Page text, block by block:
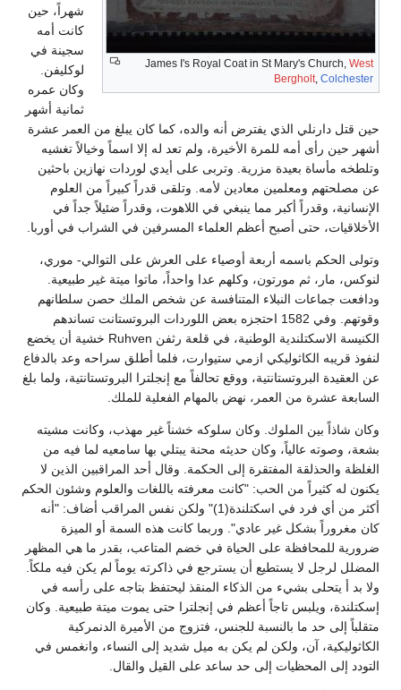
James I's Royal Coat in St Mary's Church, West
Bergholt, Colchester
شهراً، حين
كانت أمه
سجينة في
لوكليفن.
وكان عمره
ثمانية أشهر
حين قتل دارنلي الذي يفترض أنه والده، كما كان يبلغ من العمر عشرة
أشهر حين رأى أمه للمرة الأخيرة، ولم تعد له إلا اسماً وخيالاً تغشيه
وتلطخه مأساة بعيدة مزرية. وتربى على أيدي لوردات نهازين باحثين
عن مصلحتهم ومعلمين معادين لأمه. وتلقى قدراً كبيراً من العلوم
الإنسانية، وقدراً أكبر مما ينبغي في اللاهوت، وقدراً ضئيلاً جداً في
الأخلاقيات، حتى أصبح أعظم العلماء المسرفين في الشراب في أوربا.
وتولى الحكم باسمه أربعة أوصياء على العرش على التوالي- موري،
لنوكس، مار، ثم مورتون، وكلهم عدا واحداً، ماتوا ميتة غير طبيعية.
ودافعت جماعات النبلاء المتنافسة عن شخص الملك حصن سلطانهم
وقوتهم. وفي 1582 احتجزه بعض اللوردات البروتستانت تساندهم
الكنيسة الاسكتلندية الوطنية، في قلعة رثفن Ruhven خشية أن يخضع
لنفوذ قريبه الكاثوليكي ازمي ستيوارت، فلما أطلق سراحه وعد بالدفاع
عن العقيدة البروتستانتية، ووقع تحالفاً مع إنجلترا البروتستانتية، ولما بلغ
السابعة عشرة من العمر، نهض بالمهام الفعلية للملك.
وكان شاذاً بين الملوك. وكان سلوكه خشناً غير مهذب، وكانت مشيته
بشعة، وصوته عالياً، وكان حديثه محنة يبتلي بها سامعيه لما فيه من
الغلظة والحذلقة المفتقرة إلى الحكمة. وقال أحد المراقبين الذين لا
يكنون له كثيراً من الحب: "كانت معرفته باللغات والعلوم وشئون الحكم
أكثر من أي فرد في اسكتلندة(1)" ولكن نفس المراقب أضاف: "أنه
كان مغروراً بشكل غير عادي". وربما كانت هذه السمة أو الميزة
ضرورية للمحافظة على الحياة في خضم المتاعب، بقدر ما هي المظهر
المضلل لرجل لا يستطيع أن يسترجع في ذاكرته يوماً لم يكن فيه ملكاً.
ولا بد أ يتحلى بشيء من الذكاء المنقذ ليحتفظ بتاجه على رأسه في
إسكتلندة، ويلبس تاجاً أعظم في إنجلترا حتى يموت ميتة طبيعية. وكان
متقلباً إلى حد ما بالنسبة للجنس، فتزوج من الأميرة الدنمركية
الكاثوليكية، آن، ولكن لم يكن به ميل شديد إلى النساء، وانغمس في
التودد إلى المحظيات إلى حد ساعد على القيل والقال.